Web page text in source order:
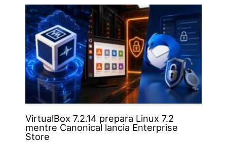
VirtualBox 7.2.14 prepara Linux 7.2
mentre Canonical lancia Enterprise
Store